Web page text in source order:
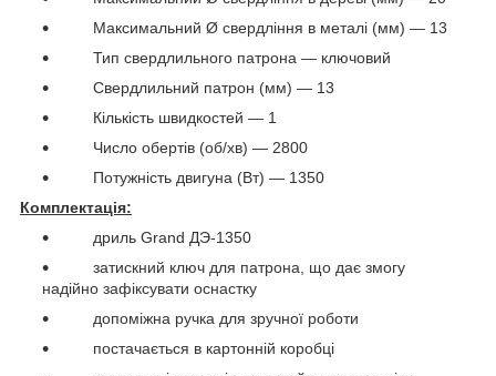
Максимальний Ø свердління в металі (мм) — 13
Тип свердлильного патрона — ключовий
Свердлильний патрон (мм) — 13
Кількість швидкостей — 1
Число обертів (об/хв) — 2800
Потужність двигуна (Вт) — 1350
Комплектація:
дриль Grand ДЭ-1350
затискний ключ для патрона, що дає змогу
надійно зафіксувати оснастку
допоміжна ручка для зручної роботи
постачається в картонній коробці